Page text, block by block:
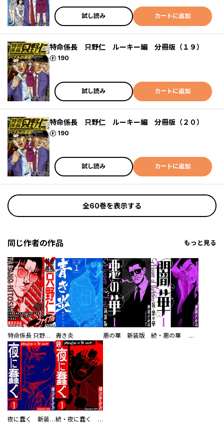
試し読み カートに追加
特命係長 只野仁 ルーキー編 分冊版（１９）
190
ポイント
試し読み カートに追加
特命係長 只野仁 ルーキー編 分冊版（２０）
190
ポイント
試し読み カートに追加
全60巻を表示する
同じ作者の作品 もっと見る
特命係長 只野仁ファイナル 愛蔵版 青き炎 悪の華 新装版 続・悪の華 闇華 新装版
夜に蠢く 新装版 続・夜に蠢く 新装版